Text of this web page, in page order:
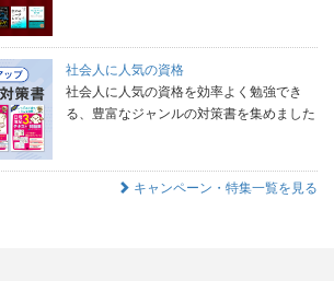
社会人に人気の資格
社会人に人気の資格を効率よく勉強でき
る、豊富なジャンルの対策書を集めました
キャンペーン・特集一覧を見る